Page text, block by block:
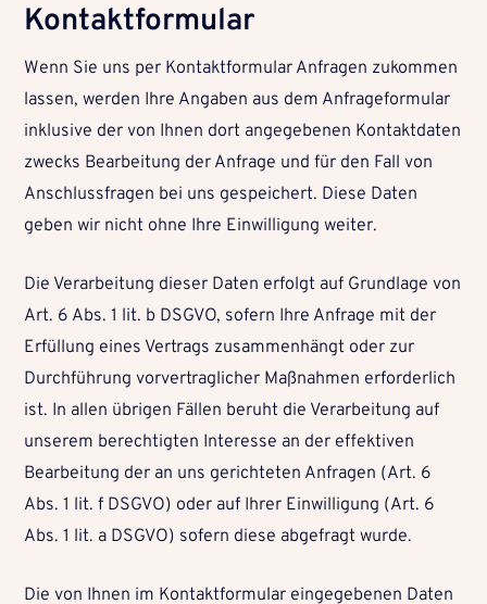
Kontaktformular
Wenn Sie uns per Kontaktformular Anfragen zukommen
lassen, werden Ihre Angaben aus dem Anfrageformular
inklusive der von Ihnen dort angegebenen Kontaktdaten
zwecks Bearbeitung der Anfrage und für den Fall von
Anschlussfragen bei uns gespeichert. Diese Daten
geben wir nicht ohne Ihre Einwilligung weiter.
Die Verarbeitung dieser Daten erfolgt auf Grundlage von
Art. 6 Abs. 1 lit. b DSGVO, sofern Ihre Anfrage mit der
Erfüllung eines Vertrags zusammenhängt oder zur
Durchführung vorvertraglicher Maßnahmen erforderlich
ist. In allen übrigen Fällen beruht die Verarbeitung auf
unserem berechtigten Interesse an der effektiven
Bearbeitung der an uns gerichteten Anfragen (Art. 6
Abs. 1 lit. f DSGVO) oder auf Ihrer Einwilligung (Art. 6
Abs. 1 lit. a DSGVO) sofern diese abgefragt wurde.
Die von Ihnen im Kontaktformular eingegebenen Daten